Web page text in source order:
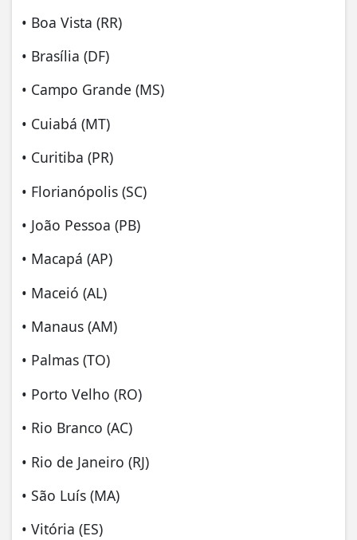
• Boa Vista (RR)
• Brasília (DF)
• Campo Grande (MS)
• Cuiabá (MT)
• Curitiba (PR)
• Florianópolis (SC)
• João Pessoa (PB)
• Macapá (AP)
• Maceió (AL)
• Manaus (AM)
• Palmas (TO)
• Porto Velho (RO)
• Rio Branco (AC)
• Rio de Janeiro (RJ)
• São Luís (MA)
• Vitória (ES)